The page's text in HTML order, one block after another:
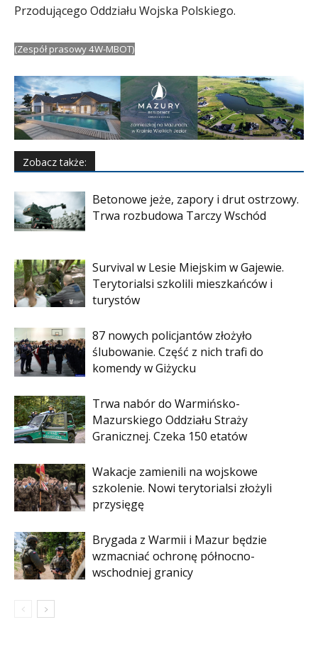
Przodującego Oddziału Wojska Polskiego.
(Zespół prasowy 4W-MBOT)
Zobacz także:
Betonowe jeże, zapory i drut ostrzowy.
Trwa rozbudowa Tarczy Wschód
Survival w Lesie Miejskim w Gajewie.
Terytorialsi szkolili mieszkańców i
turystów
87 nowych policjantów złożyło
ślubowanie. Część z nich trafi do
komendy w Giżycku
Trwa nabór do Warmińsko-
Mazurskiego Oddziału Straży
Granicznej. Czeka 150 etatów
Wakacje zamienili na wojskowe
szkolenie. Nowi terytorialsi złożyli
przysięgę
Brygada z Warmii i Mazur będzie
wzmacniać ochronę północno-
wschodniej granicy